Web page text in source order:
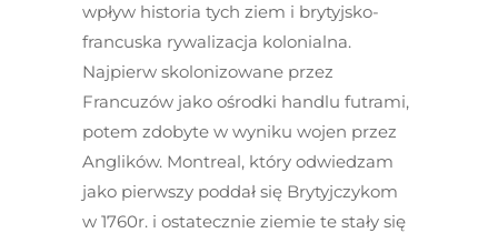
wpływ historia tych ziem i brytyjsko-
francuska rywalizacja kolonialna.
Najpierw skolonizowane przez
Francuzów jako ośrodki handlu futrami,
potem zdobyte w wyniku wojen przez
Anglików. Montreal, który odwiedzam
jako pierwszy poddał się Brytyjczykom
w 1760r. i ostatecznie ziemie te stały się